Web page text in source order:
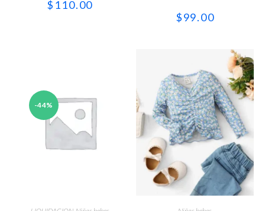
elegir
$ 110.00
en
la
$99.00
-44%
SELECCIONAR OPCIONES
producto
SELECCIONAR OPCIONES
Este
producto